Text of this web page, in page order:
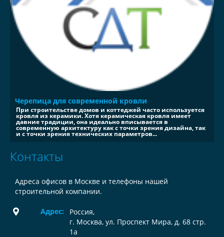
Черепица для современной кровли
При строительстве домов и коттеджей часто используется
кровля из керамики. Хотя керамическая кровля имеет
давние традиции, она идеально вписывается в
современную архитектуру как с точки зрения дизайна, так
и с точки зрения технических параметров...
Контакты
Адреса офисов в Москве и телефоны нашей
строительной компании.
Адрес: Россия,
г. Москва, ул. Проспект Мира, д. 68 стр.
1а